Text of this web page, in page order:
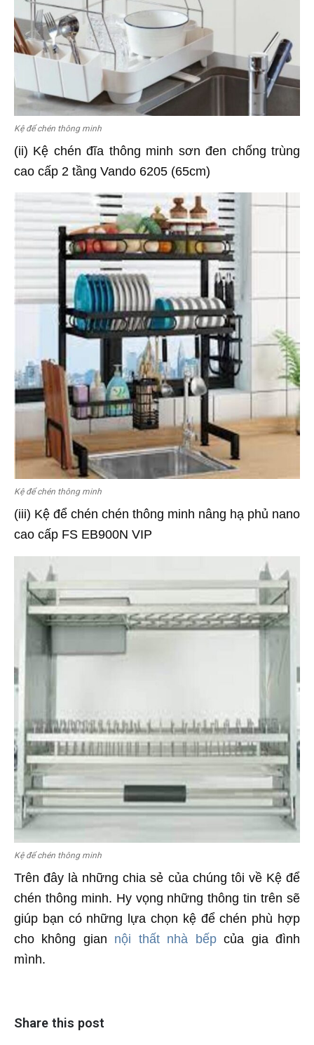
Kệ để chén thông minh
(ii) Kệ chén đĩa thông minh sơn đen chống trùng
cao cấp 2 tầng Vando 6205 (65cm)
Kệ để chén thông minh
(iii) Kệ để chén chén thông minh nâng hạ phủ nano
cao cấp FS EB900N VIP
Kệ để chén thông minh
Trên đây là những chia sẻ của chúng tôi về Kệ để
chén thông minh. Hy vọng những thông tin trên sẽ
giúp bạn có những lựa chọn kệ để chén phù hợp
cho không gian nội thất nhà bếpcủa gia đình
mình.
Share this post